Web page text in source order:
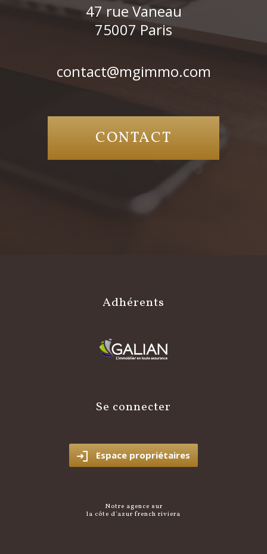
47 rue Vaneau
75007 Paris
contact@mgimmo.com
CONTACT
adhérents
se connecter
Espace propriétaires
notre agence sur
la côte d'azur french riviera